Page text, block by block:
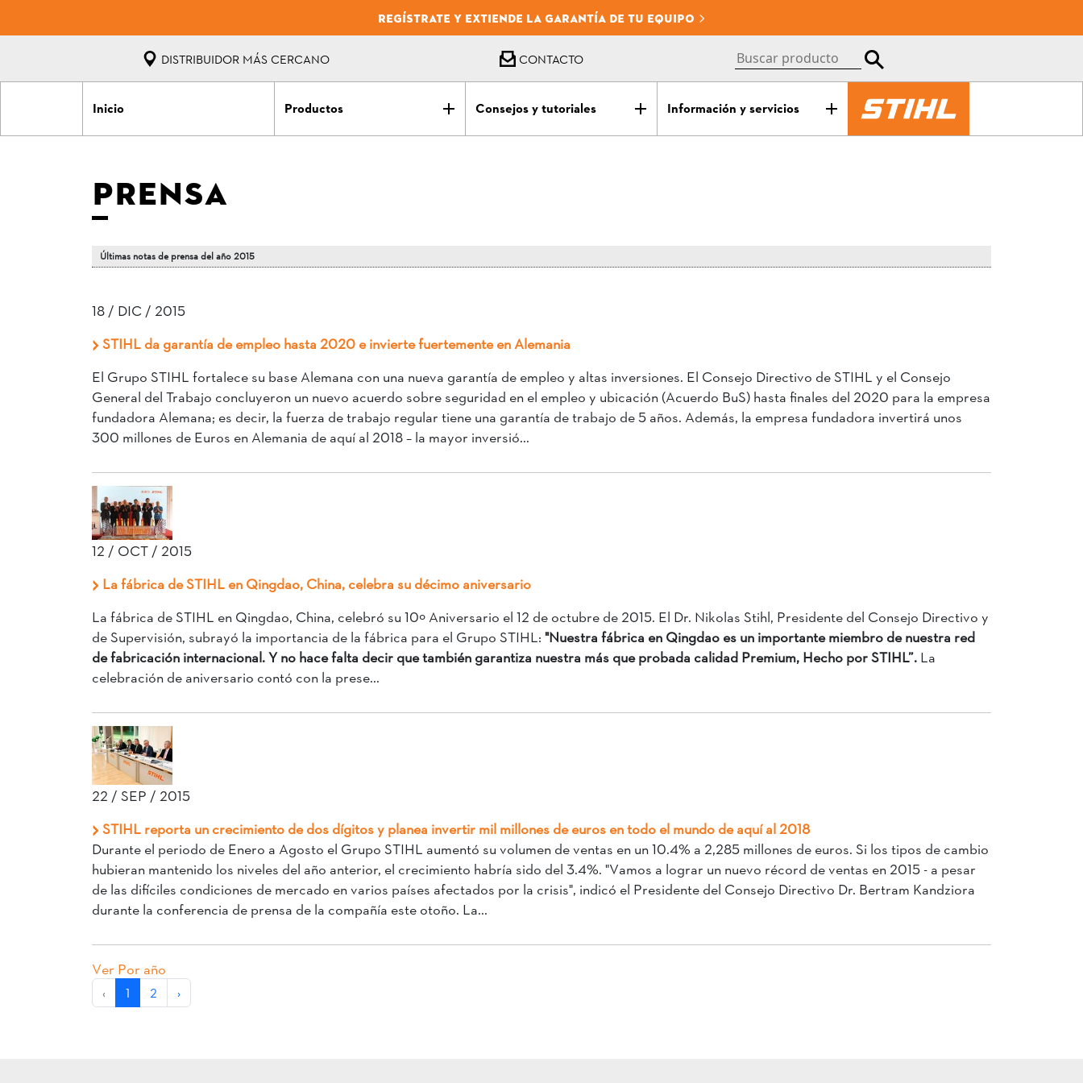
REGÍSTRATE Y EXTIENDE LA GARANTÍA DE TU EQUIPO
DISTRIBUIDOR MÁS CERCANO CONTACTO
Inicio Productos Consejos y tutoriales Información y servicios
PRENSA
Últimas notas de prensa del año 2015
18 / DIC / 2015
STIHL da garantía de empleo hasta 2020 e invierte fuertemente en Alemania
El Grupo STIHL fortalece su base Alemana con una nueva garantía de empleo y altas inversiones. El Consejo Directivo de STIHL y el Consejo
General del Trabajo concluyeron un nuevo acuerdo sobre seguridad en el empleo y ubicación (Acuerdo BuS) hasta finales del 2020 para la empresa
fundadora Alemana; es decir, la fuerza de trabajo regular tiene una garantía de trabajo de 5 años. Además, la empresa fundadora invertirá unos
300 millones de Euros en Alemania de aquí al 2018 – la mayor inversió...
12 / OCT / 2015
La fábrica de STIHL en Qingdao, China, celebra su décimo aniversario
La fábrica de STIHL en Qingdao, China, celebró su 10º Aniversario el 12 de octubre de 2015. El Dr. Nikolas Stihl, Presidente del Consejo Directivo y
de Supervisión, subrayó la importancia de la fábrica para el Grupo STIHL: "Nuestra fábrica en Qingdao es un importante miembro de nuestra red
de fabricación internacional. Y no hace falta decir que también garantiza nuestra más que probada calidad Premium, Hecho por STIHL”. La
celebración de aniversario contó con la prese...
22 / SEP / 2015
STIHL reporta un crecimiento de dos dígitos y planea invertir mil millones de euros en todo el mundo de aquí al 2018
Durante el periodo de Enero a Agosto el Grupo STIHL aumentó su volumen de ventas en un 10.4% a 2,285 millones de euros. Si los tipos de cambio
hubieran mantenido los niveles del año anterior, el crecimiento habría sido del 3.4%. "Vamos a lograr un nuevo récord de ventas en 2015 - a pesar
de las difíciles condiciones de mercado en varios países afectados por la crisis", indicó el Presidente del Consejo Directivo Dr. Bertram Kandziora
durante la conferencia de prensa de la compañía este otoño. La...
Ver Por año
‹ 1 2 ›